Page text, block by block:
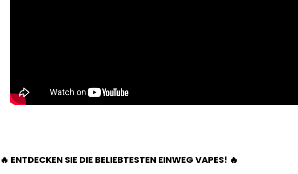
🔥 ENTDECKEN SIE DIE BELIEBTESTEN EINWEG VAPES! 🔥